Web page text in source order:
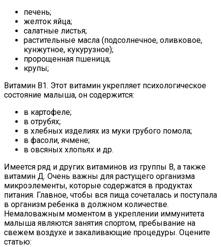
печень;
желток яйца;
салатные листья;
растительные масла (подсолнечное, оливковое,
кунжутное, кукурузное);
пророщенная пшеница;
крупы;
Витамин В1. Этот витамин укрепляет психологическое
состояние малыша, он содержится:
в картофеле;
в отрубях;
в хлебных изделиях из муки грубого помола;
в фасоли, ячмене;
в овсяных хлопьях и др.
Имеется ряд и других витаминов из группы В, а также
витамин Д. Очень важны для растущего организма
микроэлементы, которые содержатся в продуктах
питания. Главное, чтобы вся пища сочеталась и поступала
в организм ребенка в должном количестве.
Немаловажным моментом в укреплении иммунитета
малыша являются занятия спортом, пребывание на
свежем воздухе и закаливающие процедуры. Оцените
статью: